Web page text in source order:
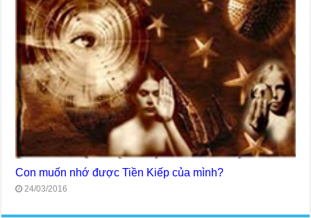
Con muốn nhớ được Tiền Kiếp của mình?
24/03/2016